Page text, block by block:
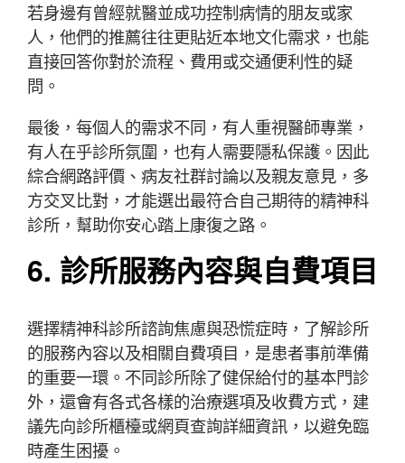
若身邊有曾經就醫並成功控制病情的朋友或家
人，他們的推薦往往更貼近本地文化需求，也能
直接回答你對於流程、費用或交通便利性的疑
問。
最後，每個人的需求不同，有人重視醫師專業，
有人在乎診所氛圍，也有人需要隱私保護。因此
綜合網路評價、病友社群討論以及親友意見，多
方交叉比對，才能選出最符合自己期待的精神科
診所，幫助你安心踏上康復之路。
6. 診所服務內容與自費項目
選擇精神科診所諮詢焦慮與恐慌症時，了解診所
的服務內容以及相關自費項目，是患者事前準備
的重要一環。不同診所除了健保給付的基本門診
外，還會有各式各樣的治療選項及收費方式，建
議先向診所櫃檯或網頁查詢詳細資訊，以避免臨
時產生困擾。